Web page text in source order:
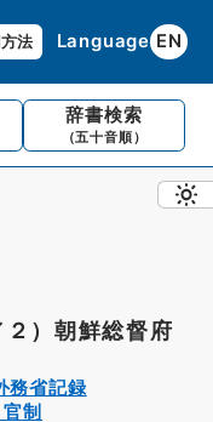
法 Language EN
辞書検索
（五十音順）
）朝鮮総督府
務省記録
制